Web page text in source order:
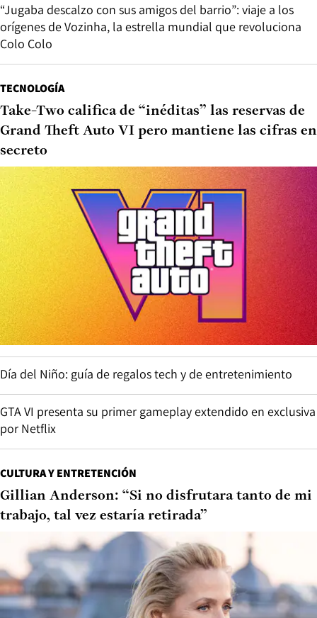
“Jugaba descalzo con sus amigos del barrio”: viaje a los
orígenes de Vozinha, la estrella mundial que revoluciona
Colo Colo
TECNOLOGÍA
Take-Two califica de “inéditas” las reservas de
Grand Theft Auto VI pero mantiene las cifras en
secreto
Día del Niño: guía de regalos tech y de entretenimiento
GTA VI presenta su primer gameplay extendido en exclusiva
por Netflix
CULTURA Y ENTRETENCIÓN
Gillian Anderson: “Si no disfrutara tanto de mi
trabajo, tal vez estaría retirada”